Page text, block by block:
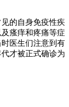
的自身免疫性疾
瘙痒和疼痛等症
医生们注意到有
才被正式确诊为